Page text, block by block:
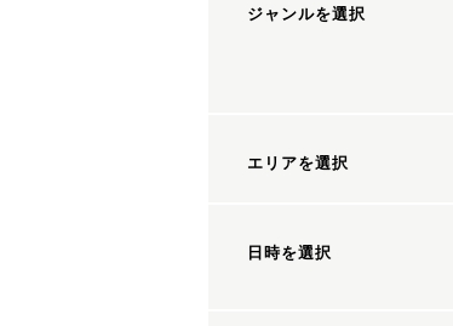
ジャンルを選択
エリアを選択
日時を選択